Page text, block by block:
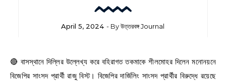
April 5, 2024 - Byউত্তরবঙ্গ Journal
🔴 বাসস্থানে দিল্লির উল্লেখ্য করে বহিরাগত তকমাকে শীলমোহর দিলেন মনোনয়নে
বিজেপির সাংসদ প্রার্থী রাজু বিস্ট। বিজেপির দার্জিলিং সাংসদ প্রার্থীর বিরুদ্ধে রয়েছে